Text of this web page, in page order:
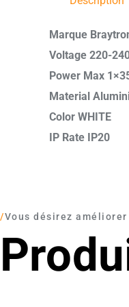
Marque
Voltage 220-
Power Max
Material
Color WHITE
IP Rate IP20
/Vous désirez